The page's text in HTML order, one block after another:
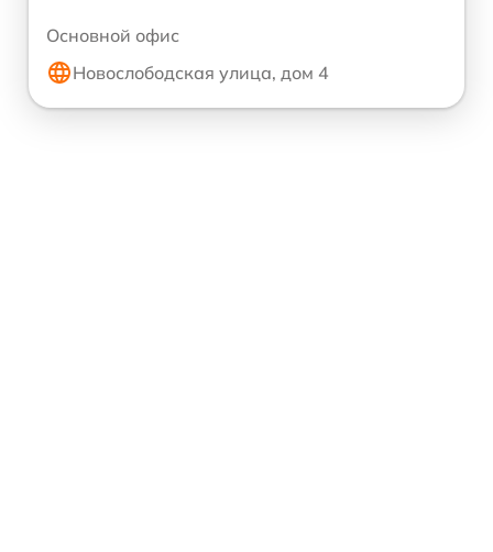
Основной офис
Новослободская улица, дом 4